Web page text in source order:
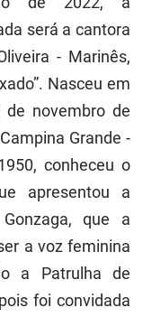
será a cantora
- Marinês,
Nasceu em
de novembro de
Grande -
conheceu o
apresentou a
que a
a voz feminina
a Patrulha de
foi convidada